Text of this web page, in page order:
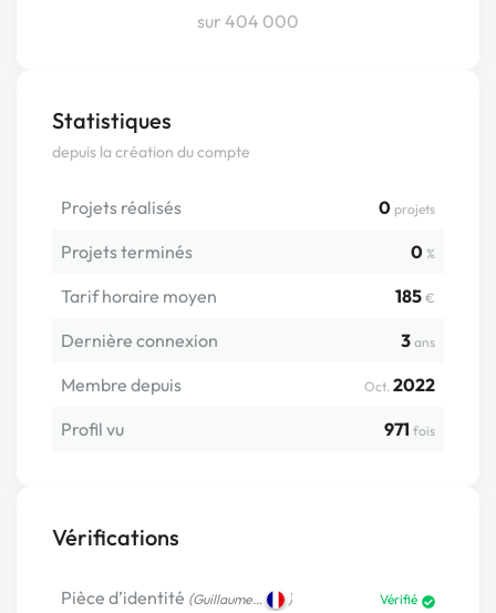
sur 404 000
Statistiques
depuis la création du compte
Projets réalisés 0 projets
Projets terminés 0 %
Tarif horaire moyen 185 €
Dernière connexion 3 ans
Membre depuis Oct. 2022
Profil vu
971 fois
Vérifications
Pièce d’identité (Guillaume… ) Vérifié